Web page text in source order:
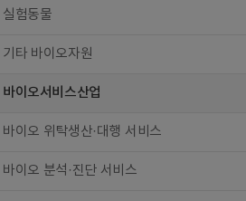
실험동물
기타 바이오자원
바이오서비스산업
바이오 위탁생산·대행 서비스
바이오 분석·진단 서비스